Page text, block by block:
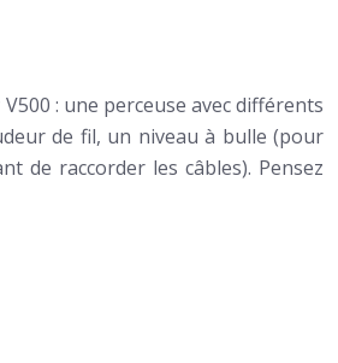
: une perceuse avec différents
de fil, un niveau à bulle (pour
de raccorder les câbles). Pensez